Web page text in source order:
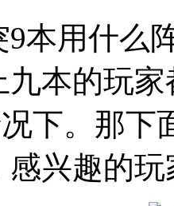
用什么阵
本的玩
下。那下
感兴趣的